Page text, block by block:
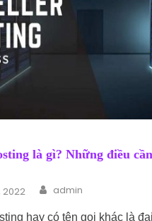
là gì? Những điều
2022 Author
admin
hay có tên gọi khác là